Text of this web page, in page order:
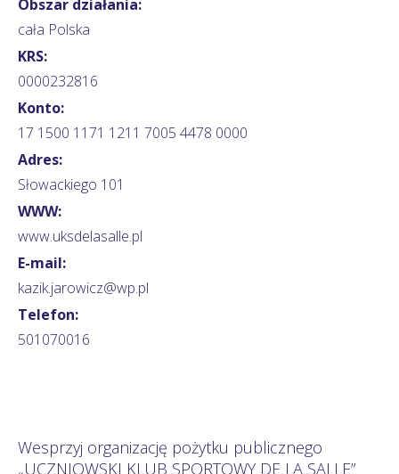
Obszar działania:
cała Polska
KRS:
0000232816
Konto:
17 1500 1171 1211 7005 4478 0000
Adres:
Słowackiego 101
WWW:
www.uksdelasalle.pl
E-mail:
kazik.jarowicz@wp.pl
Telefon:
501070016
Wesprzyj organizację pożytku publicznego
„UCZNIOWSKI KLUB SPORTOWY DE LA SALLE”